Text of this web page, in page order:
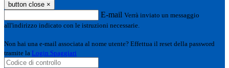
button close ×
E-mail Verrà inviato un messaggio
all'indirizzo indicato con le istruzioni necessarie.
Non hai una e-mail associata al nome utente? Effettua il reset della password
tramite la Login Spaggiari